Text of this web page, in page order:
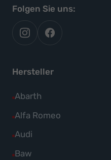
Folgen Sie uns:
autoflex
auf
autoflex24
auf
Hersteller
Abarth
Alle
Fahrzeuge
Abarth
anzeigen
Alfa Romeo
Alle
Fahrzeuge
Audi
Alle
Fahrzeuge
Baw
Alle